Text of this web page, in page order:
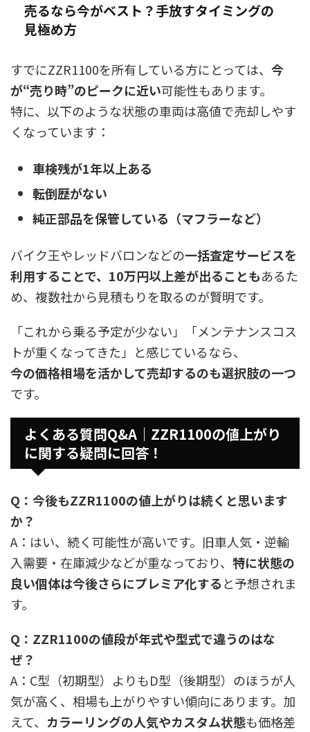
売るなら今がベスト？手放すタイミングの
見極め方
すでにZZR1100を所有している方にとっては、 今
が“売り時”のピークに近い可能性もあります。
特に、以下のような状態の車両は高値で売却しやす
くなっています：
車検残が1年以上ある
転倒歴がない
純正部品を保管している（マフラーなど）
バイク王やレッドバロンなどの一括査定サービスを
利用することで、10万円以上差が出ることもあるた
め、複数社から見積もりを取るのが賢明です。
「これから乗る予定が少ない」「メンテナンスコス
トが重くなってきた」と感じているなら、
今の価格相場を活かして売却するのも選択肢の一つ
です。
よくある質問Q&A｜ZZR1100の値上がり
に関する疑問に回答！
Q：今後もZZR1100の値上がりは続くと思います
か？
A：はい、続く可能性が高いです。旧車人気・逆輸
入需要・在庫減少などが重なっており、 特に状態の
良い個体は今後さらにプレミア化すると予想されま
す。
Q：ZZR1100の値段が年式や型式で違うのはな
ぜ？
A：C型（初期型）よりもD型（後期型）のほうが人
気が高く、相場も上がりやすい傾向にあります。加
えて、 カラーリングの人気やカスタム状態も価格差